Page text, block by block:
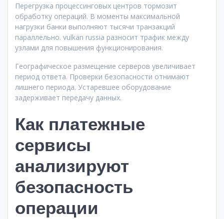
Перегрузка процессинговых центров тормозит
обработку операций. В моменты максимальной
нагрузки банки выполняют тысячи транзакций
параллельно. vulkan russia разносит трафик между
узлами для повышения функционирования.
Географическое размещение серверов увеличивает
период ответа. Проверки безопасности отнимают
лишнего периода. Устаревшее оборудование
задерживает передачу данных.
Как платежные
сервисы
анализируют
безопасность
операции